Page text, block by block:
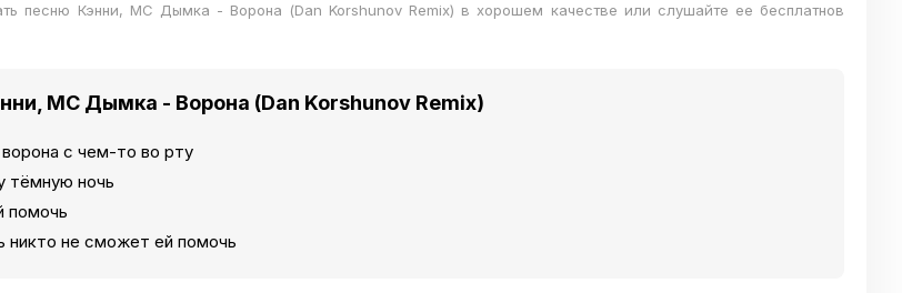
песню Кэнни, МС Дымка - Ворона (Dan Korshunov Remix) в хорошем качестве или слушайте ее бесплатнов
МС Дымка - Ворона (Dan Korshunov Remix)
с чем-то во рту
тёмную ночь
помочь
никто не сможет ей помочь